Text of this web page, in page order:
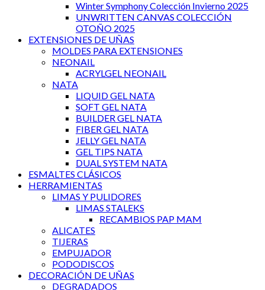
Winter Symphony Colección Invierno 2025
UNWRITTEN CANVAS COLECCIÓN
OTOÑO 2025
EXTENSIONES DE UÑAS
MOLDES PARA EXTENSIONES
NEONAIL
ACRYLGEL NEONAIL
NATA
LIQUID GEL NATA
SOFT GEL NATA
BUILDER GEL NATA
FIBER GEL NATA
JELLY GEL NATA
GEL TIPS NATA
DUAL SYSTEM NATA
ESMALTES CLÁSICOS
HERRAMIENTAS
LIMAS Y PULIDORES
LIMAS STALEKS
RECAMBIOS PAP MAM
ALICATES
TIJERAS
EMPUJADOR
PODODISCOS
DECORACIÓN DE UÑAS
DEGRADADOS